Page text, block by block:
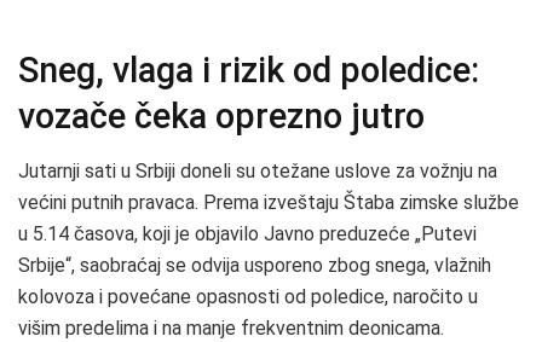
Sneg, vlaga i rizik od poledice:
vozače čeka oprezno jutro
Jutarnji sati u Srbiji doneli su otežane uslove za vožnju na
većini putnih pravaca. Prema izveštaju Štaba zimske službe
u 5.14 časova, koji je objavilo Javno preduzeće „Putevi
Srbije“, saobraćaj se odvija usporeno zbog snega, vlažnih
kolovoza i povećane opasnosti od poledice, naročito u
višim predelima i na manje frekventnim deonicama.